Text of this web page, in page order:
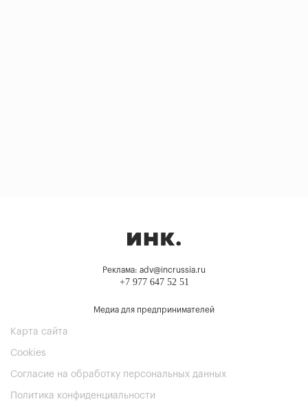
Реклама: adv@incrussia.ru
+7 977 647 52 51
Медиа для предпринимателей
Карта сайта
Cookies
Согласие на обработку персональных данных
Политика конфиденциальности